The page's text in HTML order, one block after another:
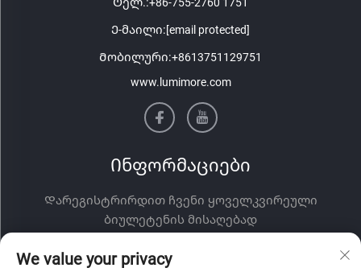
Ე-მაილი:[email protected]
Მობილური:+8613751129751
www.lumimore.com
Ინფორმაციები
Დარეგისტრირდით ჩვენი ყოველკვირეული
ბიულეტენის მისაღებად
We value your privacy